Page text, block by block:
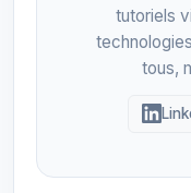
tutoriels
tous,